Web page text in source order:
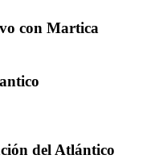
con Martica
del Atlántico